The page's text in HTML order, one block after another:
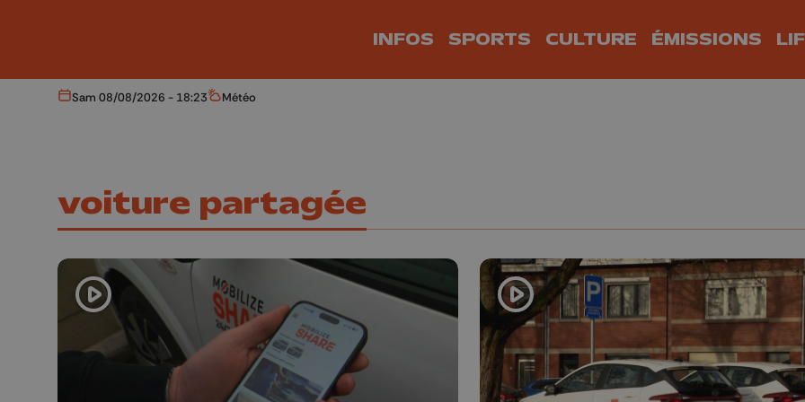
INFOS SPORTS CULTURE ÉMISSIONS
Aujourd'hui
Sam 08/08/2026 - 18:23 Météo
Météo
voiture partagée